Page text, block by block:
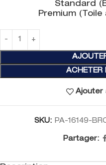
Standard
Premium
ACHETER
Ajouter
SKU: PA-16149-
Partager: